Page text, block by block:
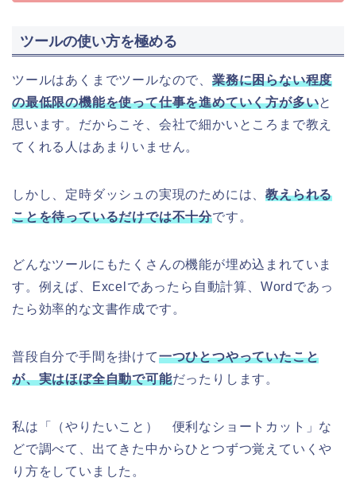
ツールの使い方を極める
ツールはあくまでツールなので、 業務に困らない程度
の最低限の機能を使って仕事を進めていく方が多いと
思います。だからこそ、会社で細かいところまで教え
てくれる人はあまりいません。
しかし、定時ダッシュの実現のためには、教えられる
ことを待っているだけでは不十分です。
どんなツールにもたくさんの機能が埋め込まれていま
す。例えば、Excelであったら自動計算、Wordであっ
たら効率的な文書作成です。
普段自分で手間を掛けて一つひとつやっていたこと
が、実はほぼ全自動で可能だったりします。
私は「（やりたいこと） 便利なショートカット」な
どで調べて、出てきた中からひとつずつ覚えていくや
り方をしていました。